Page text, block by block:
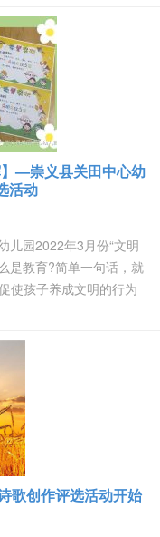
—崇义县关田中心幼
活动
儿园2022年3月份“文明
是教育?简单一句话，就
使孩子养成文明的行为
歌创作评选活动开始